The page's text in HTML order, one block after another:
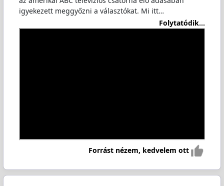
igyekezett meggyőzni a választókat. Mi itt…
Folytatódik...
Forrást nézem, kedvelem ott